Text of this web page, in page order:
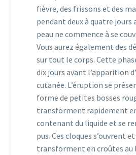
fièvre, des frissons et des
pendant deux à quatre jours
peau ne commence à se
Vous aurez également des
sur tout le corps. Cette
dix jours avant l’apparition
cutanée. L’éruption se
forme de petites bosses
transforment rapidement
contenant du liquide et se
pus. Ces cloques s’ouvrent et
transforment en croûtes au